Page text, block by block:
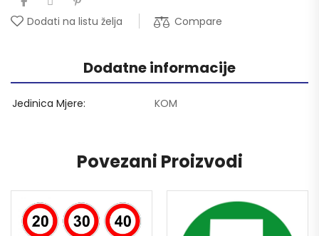
Dodati na listu želja Compare
Dodatne informacije
Jedinica Mjere KOM
Povezani Proizvodi